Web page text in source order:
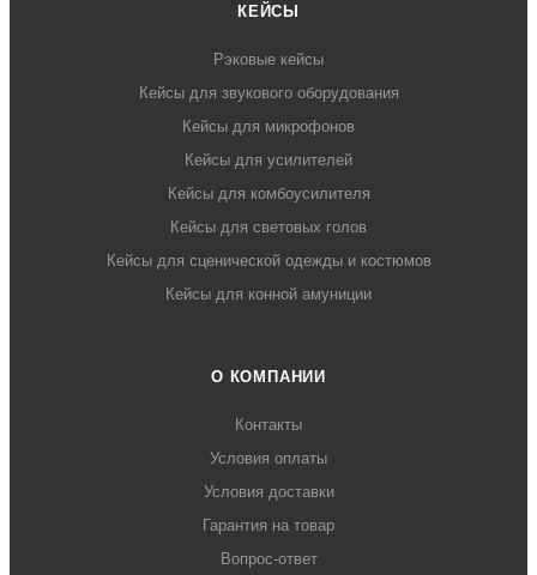
КЕЙСЫ
Рэковые кейсы
Кейсы для звукового оборудования
Кейсы для микрофонов
Кейсы для усилителей
Кейсы для комбоусилителя
Кейсы для световых голов
Кейсы для сценической одежды и костюмов
Кейсы для конной амуниции
О КОМПАНИИ
Контакты
Условия оплаты
Условия доставки
Гарантия на товар
Вопрос-ответ